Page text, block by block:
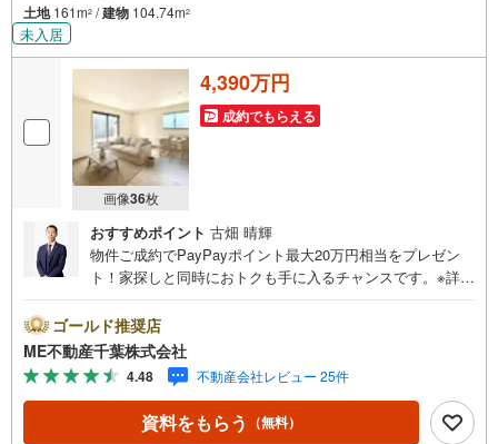
土地161m2 /建物 104.74m2
未入居
画像36枚
4,390万円
成約でもらえる
おすすめポイント 古畑 晴輝
物件ご成約でPayPayポイント最大20万円相当をプレゼン
ト！家探しと同時におトクも手に入るチャンスです。※詳し
送迎無料！頭金なし・銀行比較＆相談可！ テレビで紹介さ
れた『やどかリッチ』使えます！豊かに過ごすには『イン
テリア』家具や家電と『エクステリア』カーポートや楽し
める庭、この充実度で変わってきます。これらを一括で購
入でき、その代金を住宅ローンに組み込むことが可能なサ
ービス、それがやどかリッチです。 頭金0円でもOK！（諸
ゴールド推奨店
ME不動産千葉株式会社
4.48 不動産会社レビュー 25件
資料をもらう （無料）